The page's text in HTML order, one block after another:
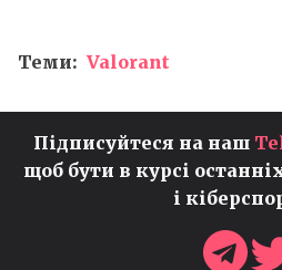
Теми: Valorant
Підписуйтеся на наш
щоб бути в курсі
і